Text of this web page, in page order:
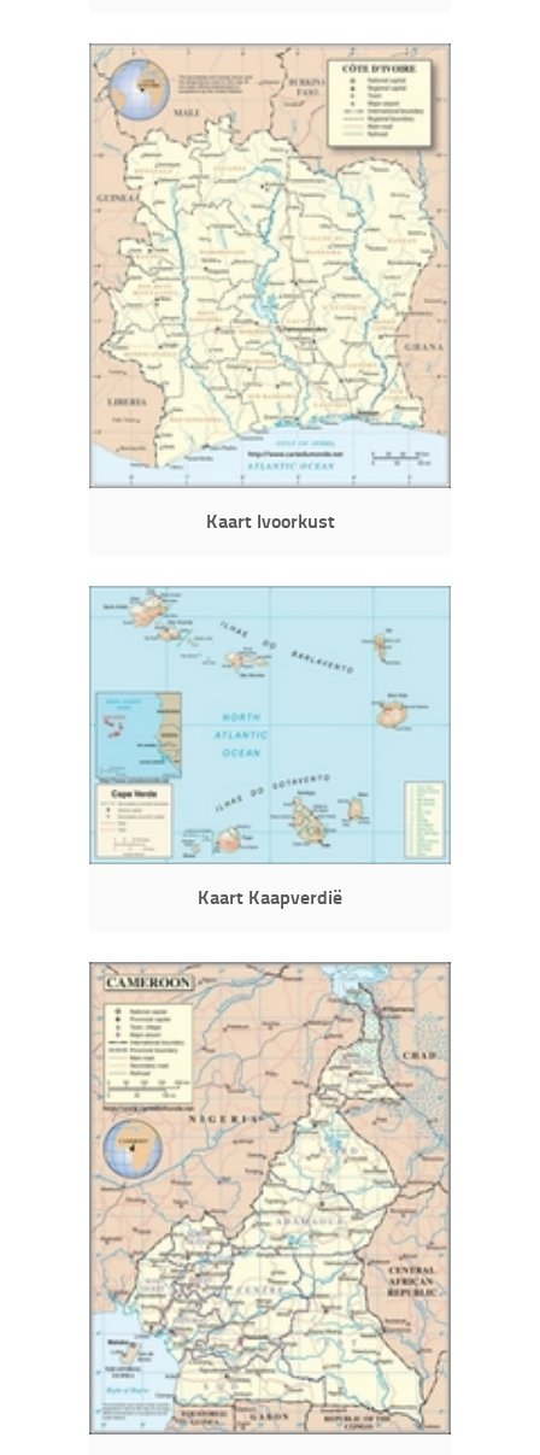
Kaart Ivoorkust
Kaart Kaapverdië